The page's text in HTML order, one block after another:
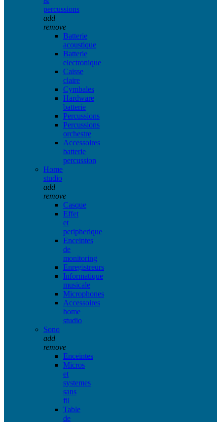
percussions
add
remove
Batterie
acoustique
Batterie
electronique
Caisse
claire
Cymbales
Hardware
batterie
Percussions
Percussions
orchestre
Accessoires
batterie
percussion
Home
studio
add
remove
Casque
Effet
et
peripherique
Enceintes
de
monitoring
Enregistreurs
Informatique
musicale
Microphones
Accessoires
home
studio
Sono
add
remove
Enceintes
Micros
et
systemes
sans
fil
Table
de